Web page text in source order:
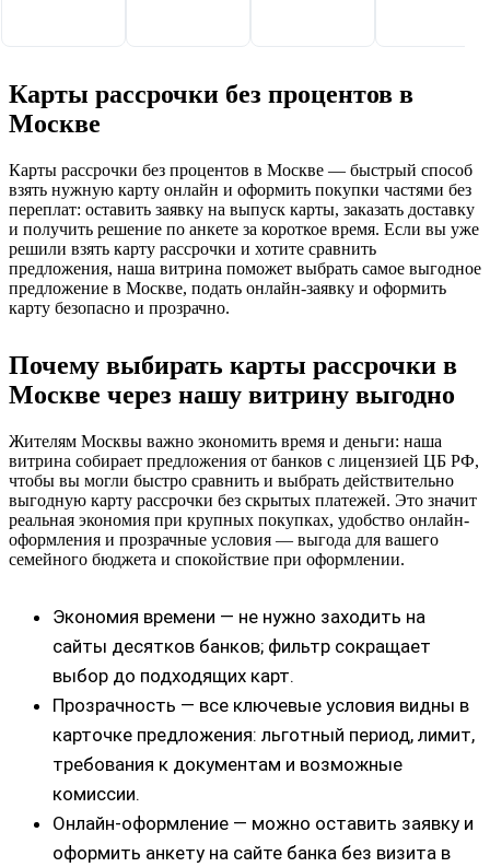
Карты рассрочки без процентов в
Москве
Карты рассрочки без процентов в Москве — быстрый способ
взять нужную карту онлайн и оформить покупки частями без
переплат: оставить заявку на выпуск карты, заказать доставку
и получить решение по анкете за короткое время. Если вы уже
решили взять карту рассрочки и хотите сравнить
предложения, наша витрина поможет выбрать самое выгодное
предложение в Москве, подать онлайн-заявку и оформить
карту безопасно и прозрачно.
Почему выбирать карты рассрочки в
Москве через нашу витрину выгодно
Жителям Москвы важно экономить время и деньги: наша
витрина собирает предложения от банков с лицензией ЦБ РФ,
чтобы вы могли быстро сравнить и выбрать действительно
выгодную карту рассрочки без скрытых платежей. Это значит
реальная экономия при крупных покупках, удобство онлайн-
оформления и прозрачные условия — выгода для вашего
семейного бюджета и спокойствие при оформлении.
Экономия времени — не нужно заходить на
сайты десятков банков; фильтр сокращает
выбор до подходящих карт.
Прозрачность — все ключевые условия видны в
карточке предложения: льготный период, лимит,
требования к документам и возможные
комиссии.
Онлайн-оформление — можно оставить заявку и
оформить анкету на сайте банка без визита в